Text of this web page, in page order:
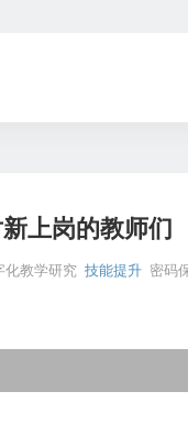
上岗的教师们
化教学研究 技能提升 密码